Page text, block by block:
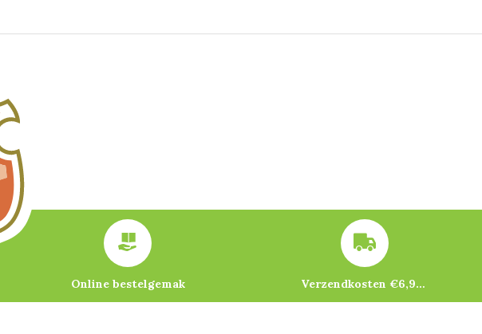
Online bestelgemak Verzendkosten €6,95 – gratis bij je eerste bestelling vanaf €200